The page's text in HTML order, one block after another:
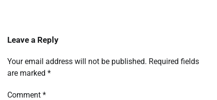
Leave a Reply
Your email address will not be published. Required fields
are marked *
Comment *